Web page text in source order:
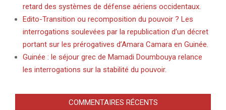
retard des systèmes de défense aériens occidentaux.
Edito-Transition ou recomposition du pouvoir ? Les
interrogations soulevées par la republication d’un décret
portant sur les prérogatives d’Amara Camara en Guinée.
Guinée : le séjour grec de Mamadi Doumbouya relance
les interrogations sur la stabilité du pouvoir.
COMMENTAIRES RÉCENTS